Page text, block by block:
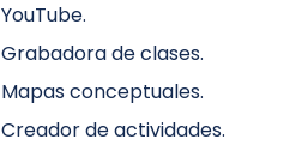
YouTube.
Grabadora de clases.
Mapas conceptuales.
Creador de actividades.